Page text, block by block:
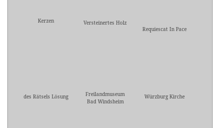
Kerzen
Versteinertes Holz
Requiescat In Pace
des Rätsels Lösung
Freilandmuseum
Bad Windsheim
Würzburg Kirche